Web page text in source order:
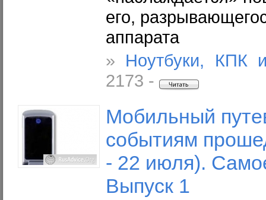
его,
аппарата
» Ноутбуки, КПК
2173 -
Мобильный
событиям
- 22 июля).
Выпуск 1